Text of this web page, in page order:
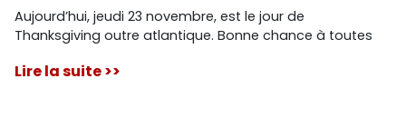
Aujourd’hui, jeudi 23 novembre, est le jour de
Thanksgiving outre atlantique. Bonne chance à toutes
Lire la suite >>